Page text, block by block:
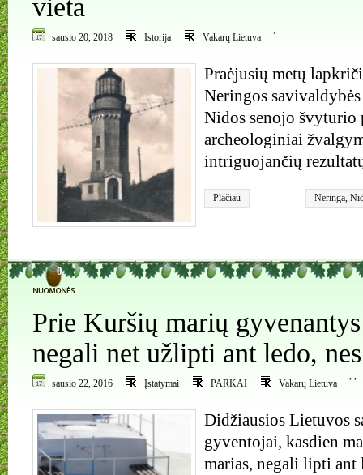
vieta
sausio 20, 2018 Istorija
,
Vakarų Lietuva
Praėjusių metų
Neringos
Nidos senojo švyturio
archeologiniai
intriguojančių
Plačiau Neringa,
0
Prie Kuršių marių
negali net užlipti ant ledo,
sausio 22, 2016 Įstatymai
,
PARKAI
,
Vakarų Lietuva
Didžiausios Lietuvos
gyventojai, kasdien
marias, negali lipti ant